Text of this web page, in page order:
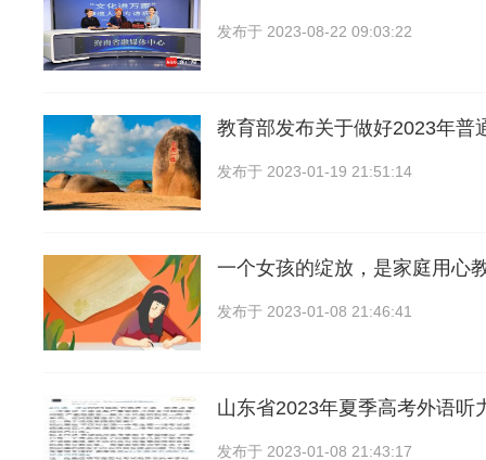
发布于 2023-08-22 09:03:22
教育部发布关于做好2023年普
发布于 2023-01-19 21:51:14
一个女孩的绽放，是家庭用心
发布于 2023-01-08 21:46:41
山东省2023年夏季高考外语听
发布于 2023-01-08 21:43:17